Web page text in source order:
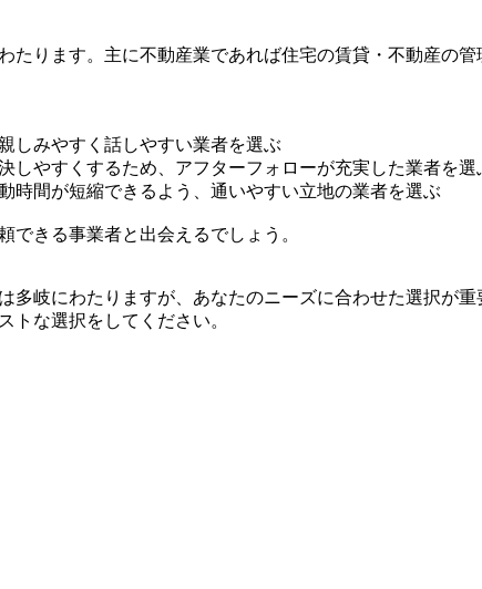
たります。主に不動産業であれば住宅の賃貸・不動産の
しみやすく話しやすい業者を選ぶ
しやすくするため、アフターフォローが充実した業者を選
時間が短縮できるよう、通いやすい立地の業者を選ぶ
できる事業者と出会えるでしょう。
多岐にわたりますが、あなたのニーズに合わせた選択が重
トな選択をしてください。